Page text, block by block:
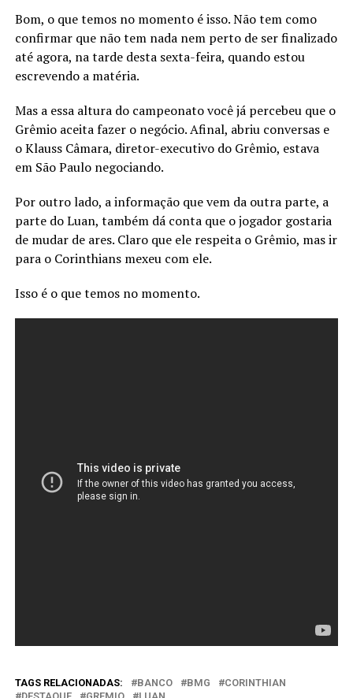
Bom, o que temos no momento é isso. Não tem como
confirmar que não tem nada nem perto de ser finalizado
até agora, na tarde desta sexta-feira, quando estou
escrevendo a matéria.
Mas a essa altura do campeonato você já percebeu que o
Grêmio aceita fazer o negócio. Afinal, abriu conversas e
o Klauss Câmara, diretor-executivo do Grêmio, estava
em São Paulo negociando.
Por outro lado, a informação que vem da outra parte, a
parte do Luan, também dá conta que o jogador gostaria
de mudar de ares. Claro que ele respeita o Grêmio, mas ir
para o Corinthians mexeu com ele.
Isso é o que temos no momento.
TAGS RELACIONADAS: BANCO BMG
CORINTHIAN